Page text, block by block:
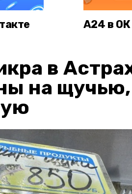
А24 в ОК
в
на щучью,